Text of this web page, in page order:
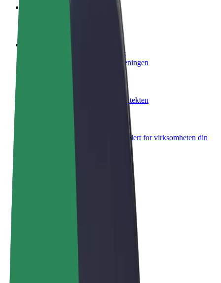
Lever mat og få betalt ukentlig
Legg til en restaurant eller butikk
Nå ut til flere kunder og øk inntjeningen
Legg til flåten din i Bolt og øk inntekten
Bolt for Business
Bolt-produkter og tjenester oppskalert for virksomheten din